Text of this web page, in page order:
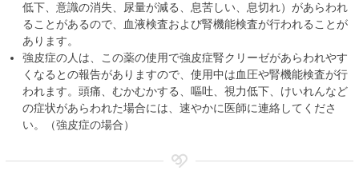
低下、意識の消失、尿量が減る、息苦しい、息切れ）があらわれ
ることがあるので、血液検査および腎機能検査が行われることが
あります。
強皮症の人は、この薬の使用で強皮症腎クリーゼがあらわれやす
くなるとの報告がありますので、使用中は血圧や腎機能検査が行
われます。頭痛、むかむかする、嘔吐、視力低下、けいれんなど
の症状があらわれた場合には、速やかに医師に連絡してくださ
い。（強皮症の場合）